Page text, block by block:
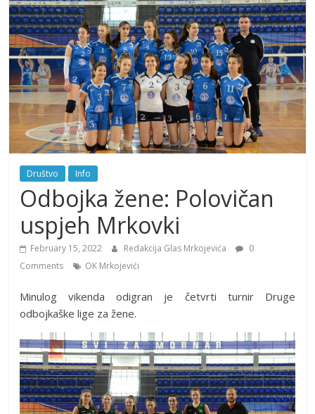
Društvo Info
Odbojka žene: Polovičan
uspjeh Mrkovki
February 15, 2022 Redakcija Glas Mrkojevića
0
Comments
OK Mrkojevići
Minulog vikenda odigran je četvrti turnir Druge
odbojkaške lige za žene.